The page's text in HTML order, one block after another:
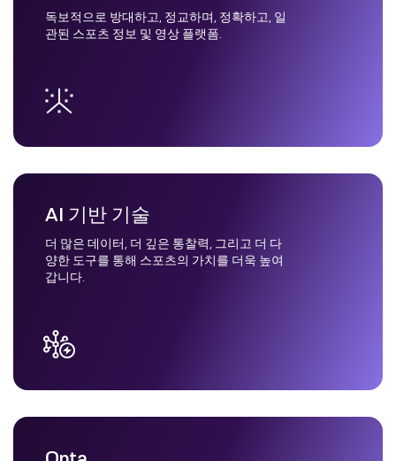
독보적으로 방대하고, 정교하며, 정확하고, 일
관된 스포츠 정보 및 영상 플랫폼.
AI 기반 기술
더 많은 데이터, 더 깊은 통찰력, 그리고 더 다
양한 도구를 통해 스포츠의 가치를 더욱 높여
갑니다.